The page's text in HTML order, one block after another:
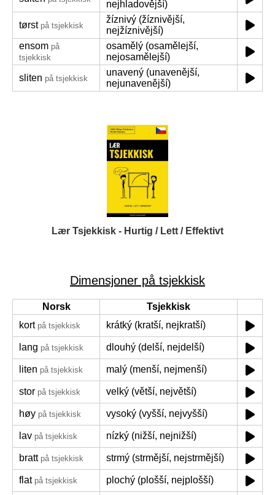
nejhladovější)
tørst på tsjekkisk
žíznivý (žíznivější,
nejžíznivější)
ensom på
tsjekkisk
osamělý (osamělejší,
nejosamělejší)
sliten på tsjekkisk
unavený (unavenější,
nejunavenější)
Lær Tsjekkisk - Hurtig / Lett / Effektivt
Dimensjoner på tsjekkisk
Norsk
Tsjekkisk
kort på tsjekkisk krátký (kratší, nejkratší)
lang på tsjekkisk dlouhý (delší, nejdelší)
liten på tsjekkisk malý (menší, nejmenší)
stor på tsjekkisk velký (větší, největší)
høy på tsjekkisk vysoký (vyšší, nejvyšší)
lav på tsjekkisk nízký (nižší, nejnižší)
bratt på tsjekkisk strmý (strmější, nejstrmější)
flat på tsjekkisk plochý (plošší, nejplošší)